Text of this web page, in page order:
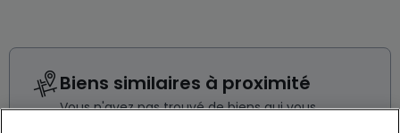
Biens similaires à proximité
Vous n'avez pas trouvé de biens qui vous